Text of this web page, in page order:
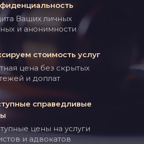
стоимость услуг
цена без скрытых
и доплат
справедливые
цены на услуги
и адвокатов
Ваших личных
и анонимности